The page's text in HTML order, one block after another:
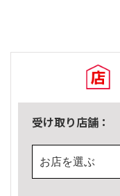
受け取り店舗：
お店を選ぶ